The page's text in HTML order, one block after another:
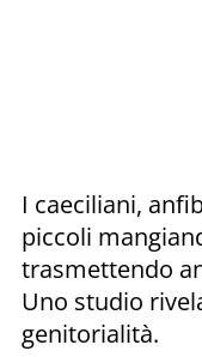
I caeciliani,
piccoli
trasmettendo
Uno studio
genitorialità.